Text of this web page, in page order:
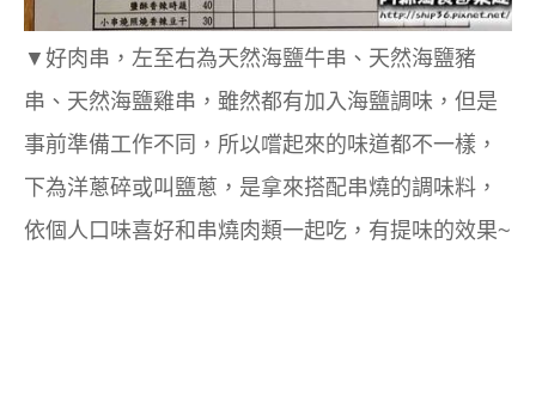
▼好肉串，左至右為天然海鹽牛串、天然海鹽豬
串、天然海鹽雞串，雖然都有加入海鹽調味，但是
事前準備工作不同，所以嚐起來的味道都不一樣，
下為洋蔥碎或叫鹽蔥，是拿來搭配串燒的調味料，
依個人口味喜好和串燒肉類一起吃，有提味的效果~